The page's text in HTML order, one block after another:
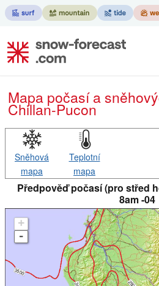
Mapa počasí a sněhových podmínek pro
Chillan-Pucon
Sněhová
mapa
Teplotní
mapa
Předpověď počasí (pro střed
8am -04
+
-